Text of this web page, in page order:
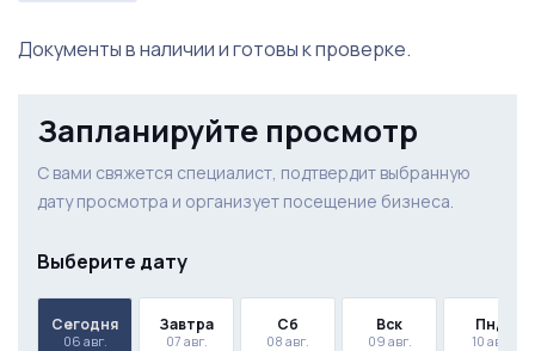
Документы в наличии и готовы к проверке.
Запланируйте просмотр
С вами свяжется специалист, подтвердит выбранную
дату просмотра и организует посещение бизнеса.
Выберите дату
Сегодня
06 авг.
Завтра
07 авг.
Сб
08 авг.
Вск
09 авг.
Пнд
10 авг.